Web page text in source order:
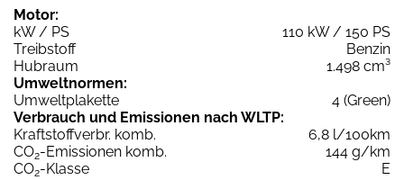
Motor:
kW / PS
110 kW / 150 PS
Treibstoff
Benzin
Hubraum
1.498 cm³
Umweltnormen:
Umweltplakette
4 (Green)
Verbrauch und Emissionen nach WLTP:
Kraftstoffverbr. komb.
6,8 l/100km
CO2-Emissionen komb.
144 g/km
CO2-Klasse
E